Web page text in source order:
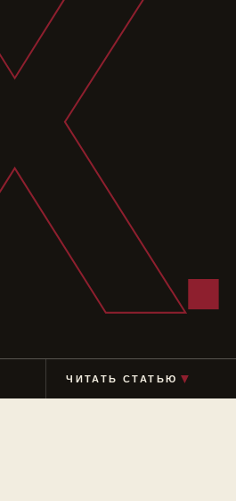
ЧИТАТЬ СТАТЬЮ ▼